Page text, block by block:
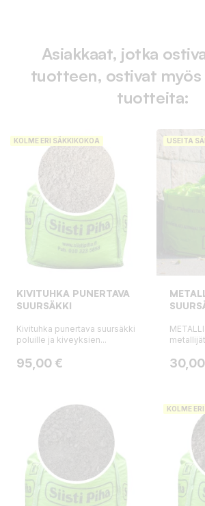
Asiakkaat, jotka
tuotteen, ostivat myös
tuotteita:
KOLME ERI SÄKKIKOKOA
KIVITUHKA PUNERTAVA
SUURSÄKKI
Kivituhka punertava suursäkki
poluille ja kiveyksien...
Hinta
95,00 €
USEITA
Hinta
KOLME